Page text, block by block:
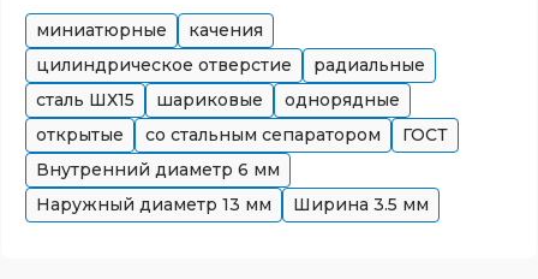
миниатюрные
качения
цилиндрическое отверстие
радиальные
сталь ШХ15
шариковые
однорядные
открытые
со стальным сепаратором
ГОСТ
Внутренний диаметр 6 мм
Наружный диаметр 13 мм Ширина 3.5 мм